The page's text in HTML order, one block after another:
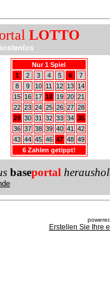
LOTTO
Nur 1 Spiel
1
2 3 4 5 6
7
8
9 10 11 12 13
14
15
16 17 18 19 20 21
22 23 24 25 26 27 28
29 30 31 32 33 34 35
36 37 38 39 40 41
42
43 44 45 46 47 48 49
6 Zahlen getippt!
baseportal
Erstellen Sie Ihre